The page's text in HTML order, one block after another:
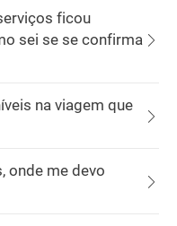
ficou
sei se se confirma
na viagem que
onde me devo